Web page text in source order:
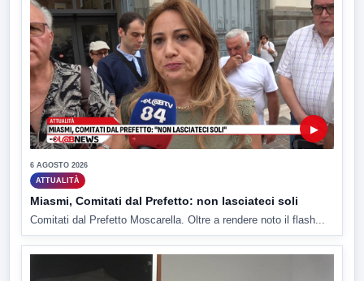
▶
6 AGOSTO 2026
ATTUALITÀ
Miasmi, Comitati dal Prefetto: non lasciateci soli
Comitati dal Prefetto Moscarella. Oltre a rendere noto il flash...